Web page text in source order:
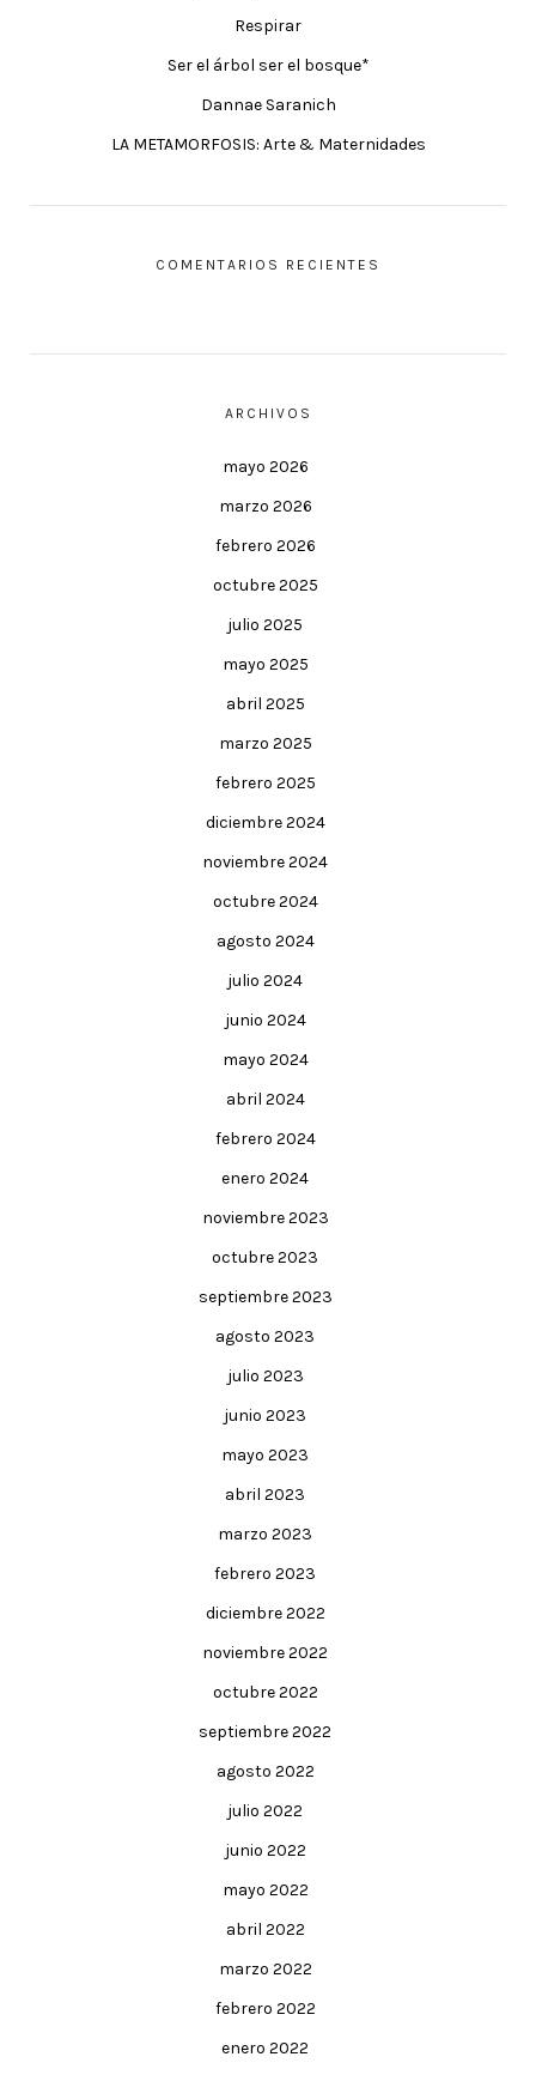
Respirar
Ser el árbol ser el bosque*
Dannae Saranich
LA METAMORFOSIS: Arte & Maternidades
COMENTARIOS RECIENTES
ARCHIVOS
mayo 2026
marzo 2026
febrero 2026
octubre 2025
julio 2025
mayo 2025
abril 2025
marzo 2025
febrero 2025
diciembre 2024
noviembre 2024
octubre 2024
agosto 2024
julio 2024
junio 2024
mayo 2024
abril 2024
febrero 2024
enero 2024
noviembre 2023
octubre 2023
septiembre 2023
agosto 2023
julio 2023
junio 2023
mayo 2023
abril 2023
marzo 2023
febrero 2023
diciembre 2022
noviembre 2022
octubre 2022
septiembre 2022
agosto 2022
julio 2022
junio 2022
mayo 2022
abril 2022
marzo 2022
febrero 2022
enero 2022